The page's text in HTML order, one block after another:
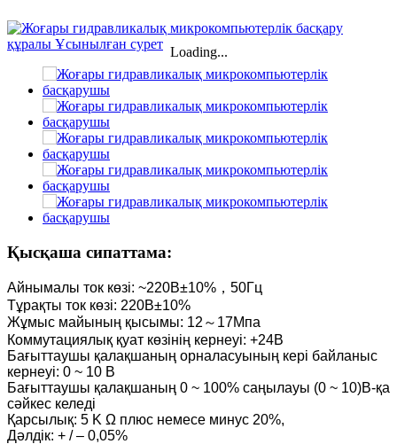
Loading...
Қысқаша сипаттама:
Айнымалы ток көзі: ~220В±10%，50Гц
Тұрақты ток көзі: 220В±10%
Жұмыс майының қысымы: 12～17Мпа
Коммутациялық қуат көзінің кернеуі: +24В
Бағыттаушы қалақшаның орналасуының кері байланыс
кернеуі: 0 ~ 10 В
Бағыттаушы қалақшаның 0 ~ 100% саңылауы (0 ~ 10)В-қа
сәйкес келеді
Қарсылық: 5 Κ Ω плюс немесе минус 20%,
Дәлдік: + / – 0,05%